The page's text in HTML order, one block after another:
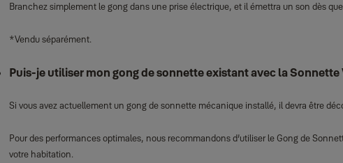
Branchez simplement le gong dans une prise électrique, et il émettra un son dès
*Vendu séparément.
Puis‑je utiliser mon gong de sonnette existant avec la
Si vous avez actuellement un gong de sonnette mécanique installé, il devra être
Pour des performances optimales, nous recommandons d’utiliser le Gong de
votre habitation.